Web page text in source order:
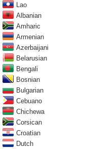
Lao
Albanian
Amharic
Armenian
Azerbaijani
Belarusian
Bengali
Bosnian
Bulgarian
Cebuano
Chichewa
Corsican
Croatian
Dutch